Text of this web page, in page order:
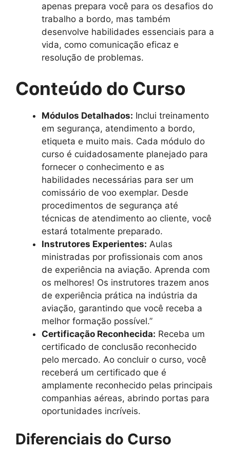
apenas prepara você para os desafios do
trabalho a bordo, mas também
desenvolve habilidades essenciais para a
vida, como comunicação eficaz e
resolução de problemas.
Conteúdo do Curso
Módulos Detalhados: Inclui treinamento
em segurança, atendimento a bordo,
etiqueta e muito mais. Cada módulo do
curso é cuidadosamente planejado para
fornecer o conhecimento e as
habilidades necessárias para ser um
comissário de voo exemplar. Desde
procedimentos de segurança até
técnicas de atendimento ao cliente, você
estará totalmente preparado.
Instrutores Experientes: Aulas
ministradas por profissionais com anos
de experiência na aviação. Aprenda com
os melhores! Os instrutores trazem anos
de experiência prática na indústria da
aviação, garantindo que você receba a
melhor formação possível.”
Certificação Reconhecida: Receba um
certificado de conclusão reconhecido
pelo mercado. Ao concluir o curso, você
receberá um certificado que é
amplamente reconhecido pelas principais
companhias aéreas, abrindo portas para
oportunidades incríveis.
Diferenciais do Curso